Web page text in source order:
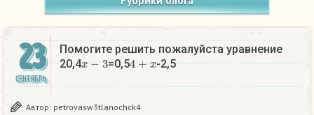
23
СЕНТЯБРЬ
Помогите решить пожалуйста уравнение
20,4
=0,5 4 + -2,5
Автор: petrovasw3tlanochck4